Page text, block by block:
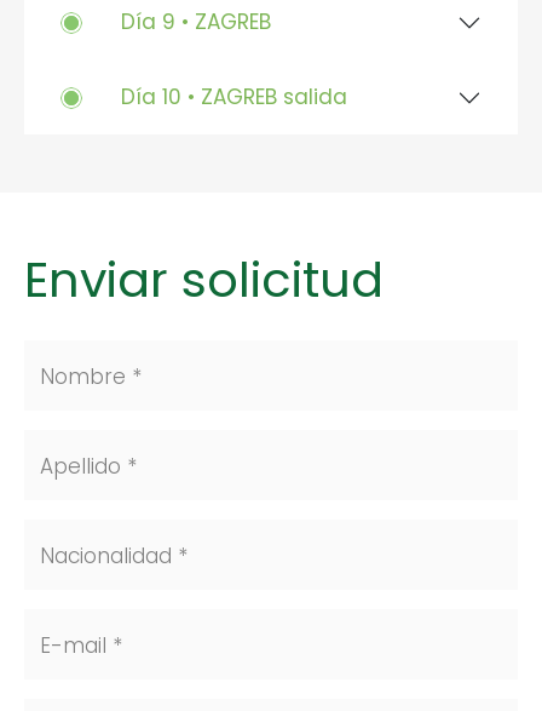
Día 9 • ZAGREB
Día 10 • ZAGREB salida
Enviar solicitud
Nombre *
Apellido *
Nacionalidad *
E-mail *